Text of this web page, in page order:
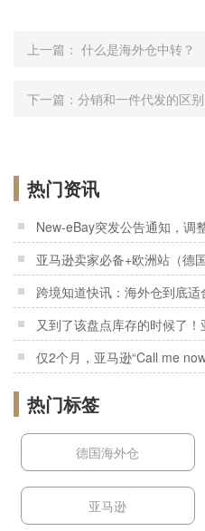
上一篇： 什么是海外仓中转？
下一篇： 分销和一件代发的区别
热门资讯
New-eBay突发公告通知，调
亚马逊卖家必备+欧洲站（德
跨境知道快讯：海外仓到底适
热门标签
德国海外仓
亚马逊